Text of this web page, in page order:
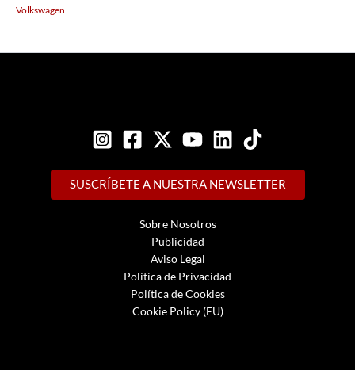
Volkswagen
SUSCRÍBETE A NUESTRA NEWSLETTER
Sobre Nosotros
Publicidad
Aviso Legal
Política de Privacidad
Política de Cookies
Cookie Policy (EU)